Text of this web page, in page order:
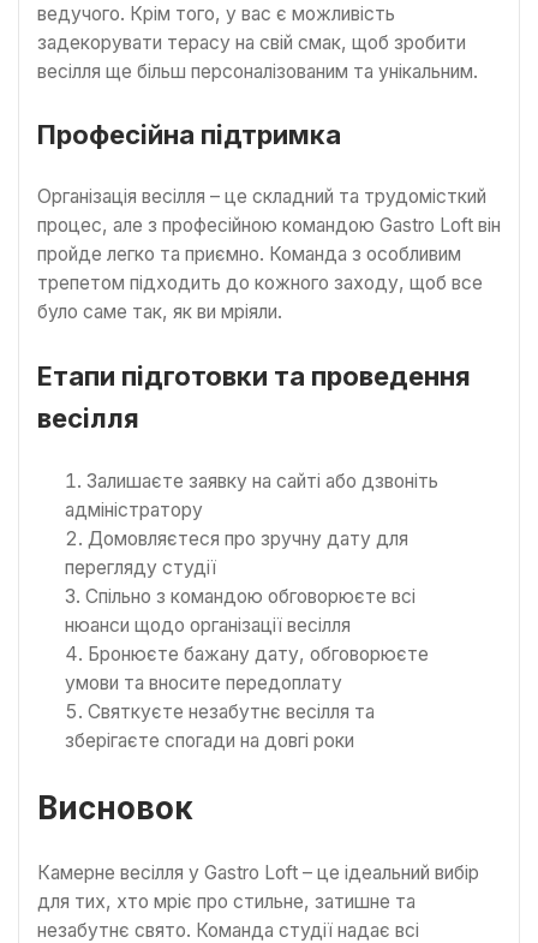
ведучого. Крім того, у вас є можливість
задекорувати терасу на свій смак, щоб зробити
весілля ще більш персоналізованим та унікальним.
Професійна підтримка
Організація весілля – це складний та трудомісткий
процес, але з професійною командою Gastro Loft він
пройде легко та приємно. Команда з особливим
трепетом підходить до кожного заходу, щоб все
було саме так, як ви мріяли.
Етапи підготовки та проведення
весілля
Залишаєте заявку на сайті або дзвоніть
адміністратору
Домовляєтеся про зручну дату для
перегляду студії
Спільно з командою обговорюєте всі
нюанси щодо організації весілля
Бронюєте бажану дату, обговорюєте
умови та вносите передоплату
Святкуєте незабутнє весілля та
зберігаєте спогади на довгі роки
Висновок
Камерне весілля у Gastro Loft – це ідеальний вибір
для тих, хто мріє про стильне, затишне та
незабутнє свято. Команда студії надає всі